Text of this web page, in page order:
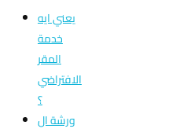
يعني ايه
خدمة
المقر
الافتراضي
؟
ورشة ال